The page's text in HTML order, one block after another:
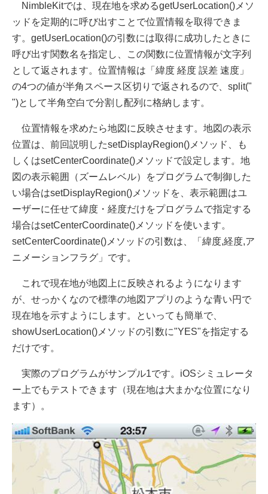
NimbleKitでは、現在地を求めるgetUserLocation()メソ
ッドを定期的に呼び出すことで位置情報を取得できま
す。getUserLocation()の引数には取得に成功したときに
呼び出す関数名を指定し、この関数に位置情報が文字列
として返されます。位置情報は「緯度 経度 誤差 速度」
の4つの値が半角スペース区切りで返されるので、split("
")として半角空白で分割し配列に格納します。
位置情報を求めたら地図に反映させます。地図の表示
位置は、前回説明したsetDisplayRegion()メソッド、も
しくはsetCenterCoordinate()メソッドで設定します。地
図の表示範囲（ズームレベル）をプログラムで制御した
い場合はsetDisplayRegion()メソッドを、表示範囲はユ
ーザーに任せて緯度・経度だけをプログラムで指定する
場合はsetCenterCoordinate()メソッドを使います。
setCenterCoordinate()メソッドの引数は、「緯度,経度,ア
ニメーションフラグ」です。
これで現在地が地図上に反映されるようになります
が、せっかくなので標準の地図アプリのような青い円で
現在地を示すようにします。といっても簡単で、
showUserLocation()メソッドの引数に"YES"を指定する
だけです。
実際のプログラムがサンプル1です。iOSシミュレータ
ー上でもテストできます（現在地は大まかな位置になり
ます）。